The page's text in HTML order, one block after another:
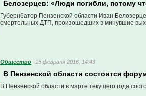
Белозерцев: «Люди погибли, потому
Губерн6атор Пензенской области Иван
смертельных ДТП, произошедших в минувшие
Общество 15 февраля 2016, 14:43
В Пензенской области состоится
В Пензенской области в марте текущего года